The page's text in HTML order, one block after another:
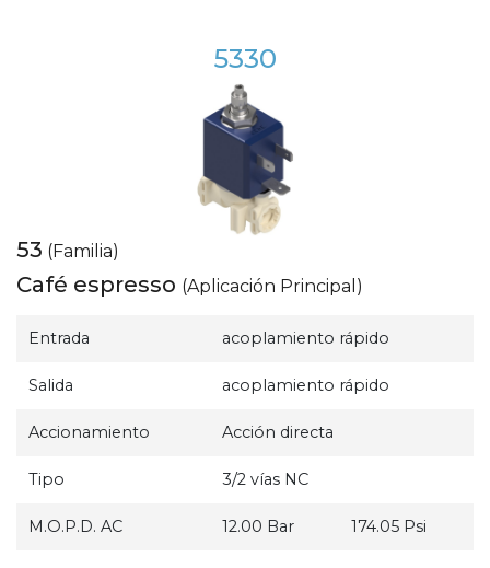
5330
53 (Familia)
Café espresso (Aplicación Principal)
Entrada acoplamiento rápido
Salida acoplamiento rápido
Accionamiento Acción directa
Tipo 3/2 vías NC
M.O.P.D. AC 12.00 Bar 174.05 Psi